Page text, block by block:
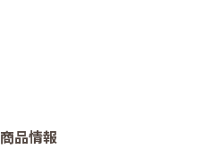
商品情報